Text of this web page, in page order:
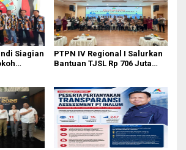
Siagian
PTPN IV Regional I Salurkan
Bantuan TJSL Rp 706 Juta